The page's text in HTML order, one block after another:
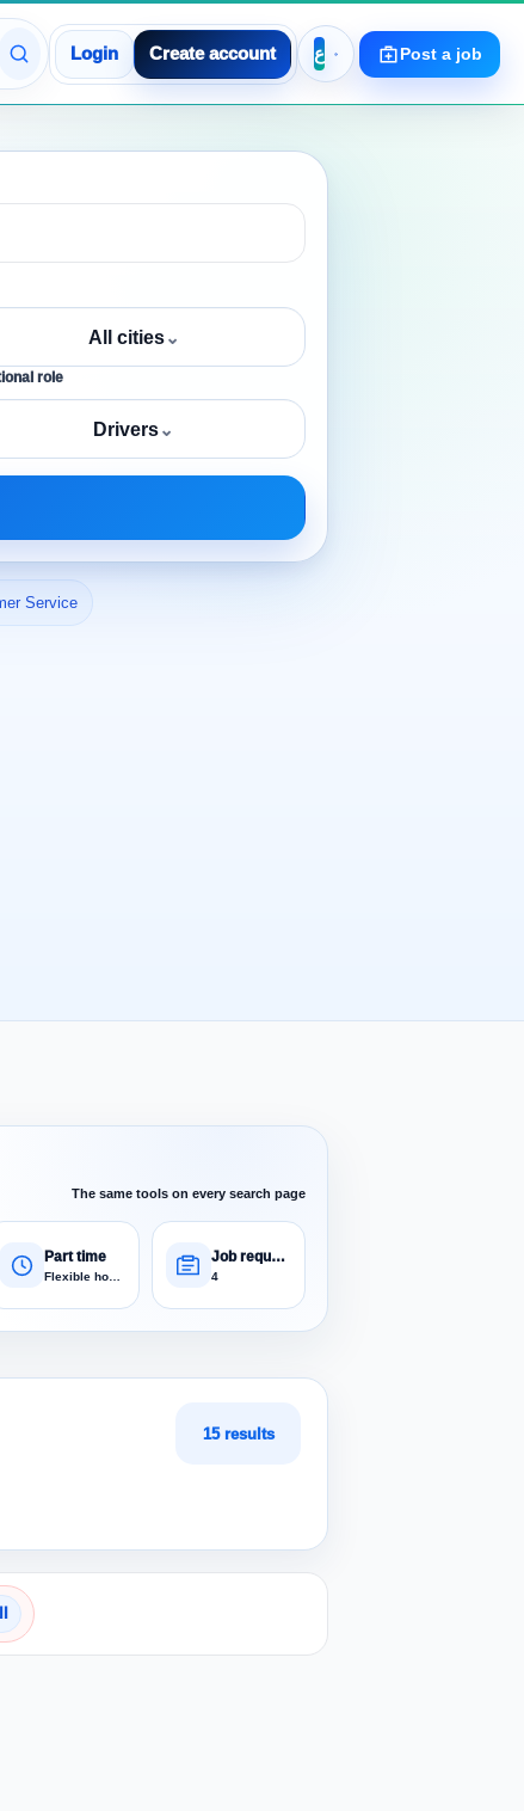
Login Create account Post a job
All cities⌄
role
Drivers⌄
Service
The same tools on every search page
Part time Job requests
4
15 results